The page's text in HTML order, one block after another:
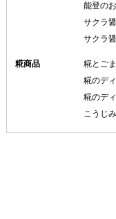
能登の
サクラ
サクラ
糀商品
糀とご
糀のデ
糀のデ
こうじ